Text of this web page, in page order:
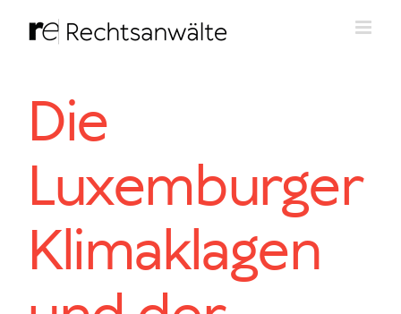
Inhalt
Die
Luxemburger
Klimaklagen